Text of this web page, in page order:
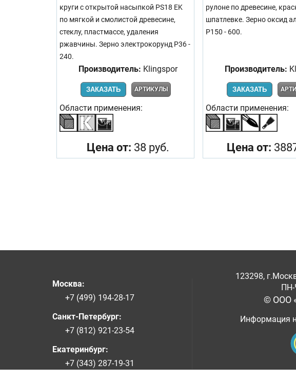
круги с открытой насыпкой PS18 EK
по мягкой и смолистой древесине,
стеклу, пластмассе, удаления
ржавчины. Зерно электрокорунд Р36 -
240.
Производитель: Klingspor
ЗАКАЗАТЬ АРТИКУЛЫ
Области применения:
Цена от: 38 руб.
рулоне по древесине,
шпатлевке. Зерно оксид
Р150 - 600.
Производитель:
ЗАКАЗАТЬ
Области применения:
Цена от:
Москва:
+7 (499) 194-28-17
Санкт-Петербург:
+7 (812) 921-23-54
Екатеринбург:
+7 (343) 287-19-31
123298,
ПН-
© ООО
Информация